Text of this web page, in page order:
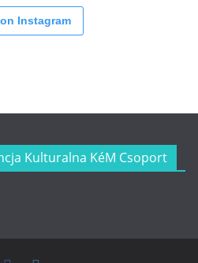
Instagram
Kulturalna KéM Csoport